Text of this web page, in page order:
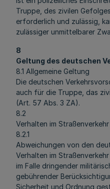
Truppe, des zivilen
erforderlich und zulässig,
zulässiger unmittelbarer
8
Geltung des deutschen
8.1 Allgemeine Geltung
Die deutschen
auch für die Truppe, das
(Art. 57 Abs. 3 ZA).
8.2
Verhalten im Straßenverkehr
8.2.1
Abweichungen von den
Verhalten im
im Falle dringender
gebührender
Sicherheit und Ordnung